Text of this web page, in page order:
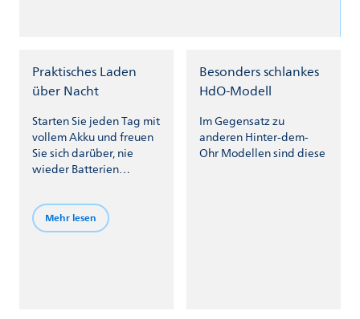
Praktisches Laden
über Nacht
Starten Sie jeden Tag mit
vollem Akku und freuen
Sie sich darüber, nie
wieder Batterien
Einsatz besteht lediglich
darin, die Hörsysteme
einfach vor dem
Mehr lesen
Besonders schlankes
HdO-Modell
Im Gegensatz zu
anderen Hinter-dem-
Ohr Modellen sind diese